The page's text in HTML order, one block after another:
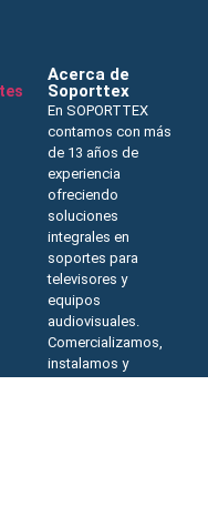
Acerca de
Soporttex
En SOPORTTEX
contamos con más
de 13 años de
experiencia
ofreciendo
soluciones
integrales en
soportes para
televisores y
equipos
audiovisuales.
Comercializamos,
instalamos y